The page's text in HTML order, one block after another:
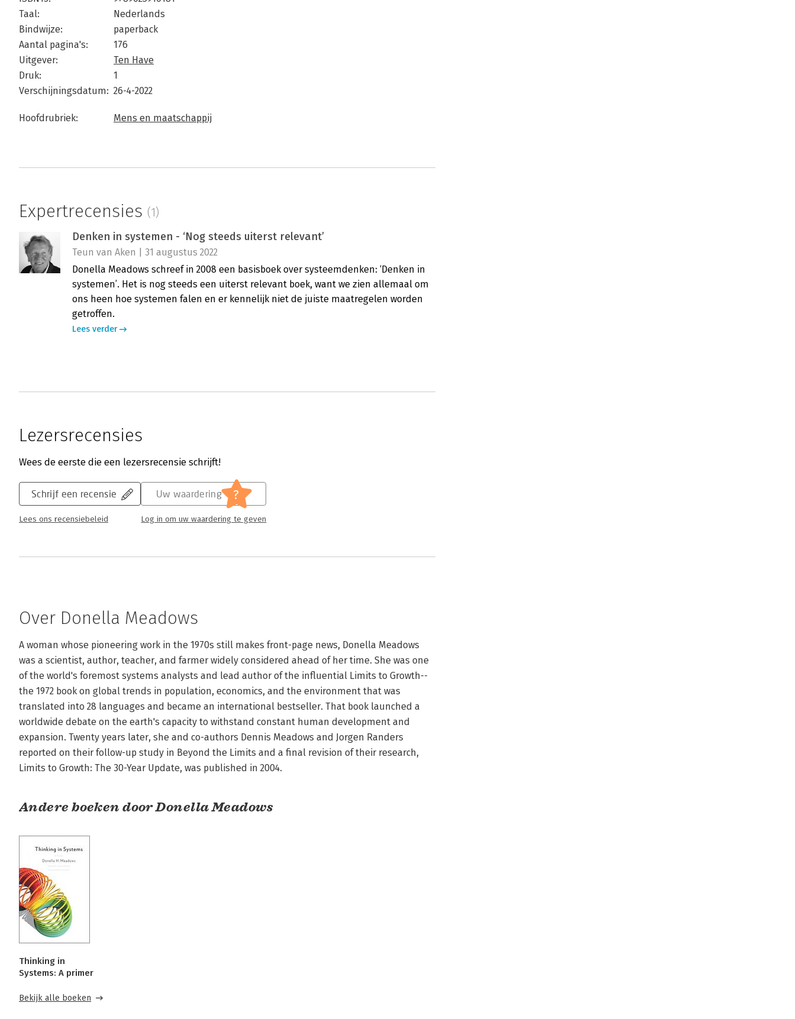
Taal:
Nederlands
Bindwijze:
paperback
Aantal pagina's:
176
Uitgever:
Ten Have
Druk:
1
Verschijningsdatum: 26-4-2022
Hoofdrubriek: Mens en maatschappij
Expertrecensies (1)
Denken in systemen - ‘Nog steeds uiterst relevant’
Teun van Aken | 31 augustus 2022
Donella Meadows schreef in 2008 een basisboek over systeemdenken: ‘Denken in
systemen’. Het is nog steeds een uiterst relevant boek, want we zien allemaal om
ons heen hoe systemen falen en er kennelijk niet de juiste maatregelen worden
getroffen.
Lees verder
Lezersrecensies
Wees de eerste die een lezersrecensie schrijft!
Schrijf een recensie
Lees ons recensiebeleid
Uw waardering ?
Log in om uw waardering te geven
Over Donella Meadows
A woman whose pioneering work in the 1970s still makes front-page news, Donella Meadows
was a scientist, author, teacher, and farmer widely considered ahead of her time. She was one
of the world's foremost systems analysts and lead author of the influential Limits to Growth--
the 1972 book on global trends in population, economics, and the environment that was
translated into 28 languages and became an international bestseller. That book launched a
worldwide debate on the earth's capacity to withstand constant human development and
expansion. Twenty years later, she and co-authors Dennis Meadows and Jorgen Randers
reported on their follow-up study in Beyond the Limits and a final revision of their research,
Limits to Growth: The 30-Year Update, was published in 2004.
Andere boeken door Donella Meadows
Thinking in
Systems: A primer
Bekijk alle boeken